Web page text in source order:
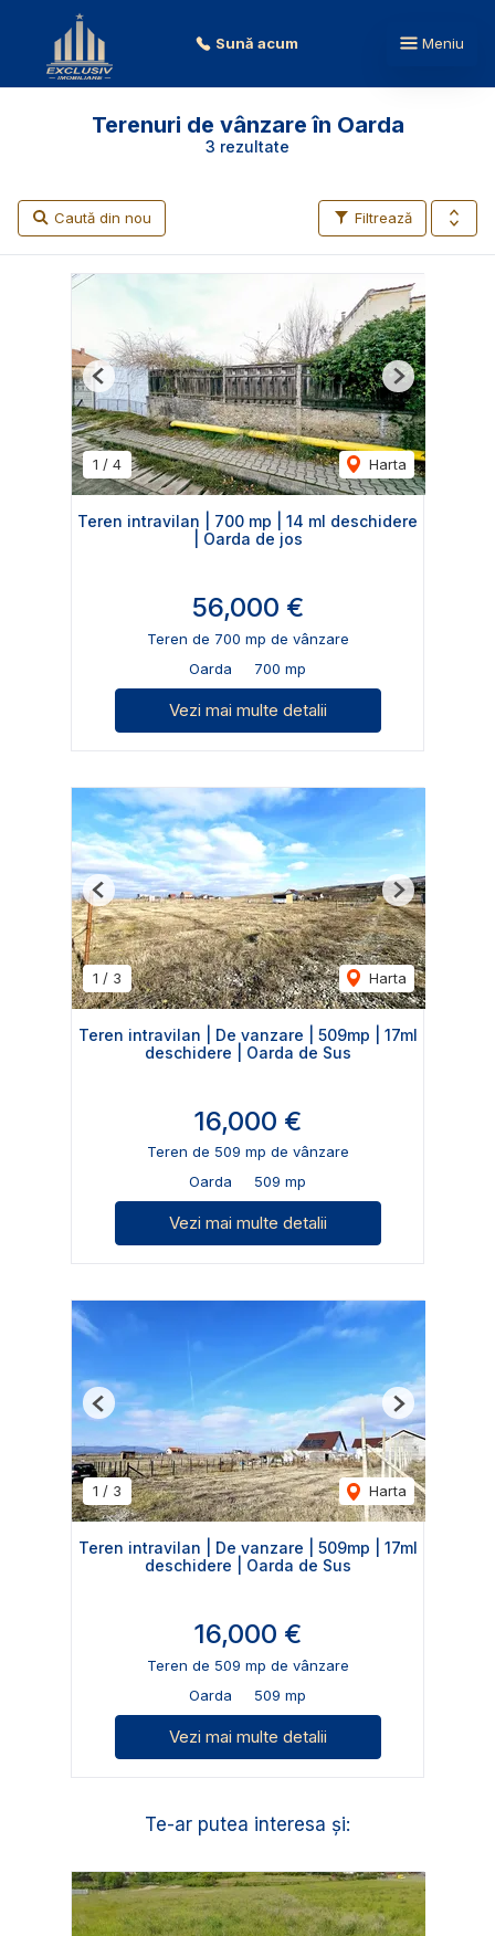
Sună acum Meniu
3 rezultate
Terenuri de vânzare în Oarda
Filtrează
Caută din nou
1 / 4 Harta
Previous Next
Teren intravilan | 700 mp | 14 ml deschidere
| Oarda de jos
56,000 €
Teren de 700 mp de vânzare
Oarda
700 mp
Vezi mai multe detalii
1 / 3 Harta
Previous Next
Teren intravilan | De vanzare | 509mp | 17ml
deschidere | Oarda de Sus
16,000 €
Teren de 509 mp de vânzare
Oarda
509 mp
Vezi mai multe detalii
1 / 3 Harta
Previous Next
Teren intravilan | De vanzare | 509mp | 17ml
deschidere | Oarda de Sus
16,000 €
Teren de 509 mp de vânzare
Oarda
509 mp
Vezi mai multe detalii
Te-ar putea interesa și: